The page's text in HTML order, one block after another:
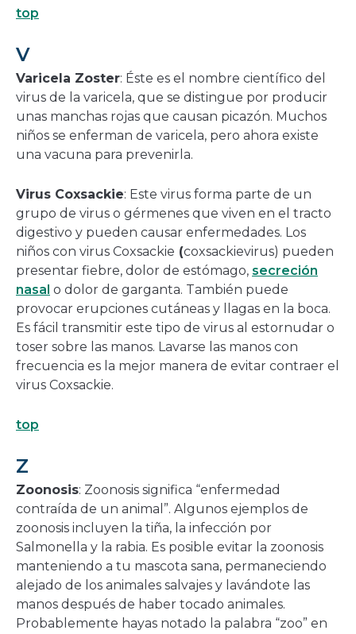
top
V
Varicela Zoster: Éste es el nombre científico del
virus de la varicela, que se distingue por producir
unas manchas rojas que causan picazón. Muchos
niños se enferman de varicela, pero ahora existe
una vacuna para prevenirla.
Virus Coxsackie: Este virus forma parte de un
grupo de virus o gérmenes que viven en el tracto
digestivo y pueden causar enfermedades. Los
niños con virus Coxsackie (coxsackievirus) pueden
presentar fiebre, dolor de estómago, secreción
nasal o dolor de garganta. También puede
provocar erupciones cutáneas y llagas en la boca.
Es fácil transmitir este tipo de virus al estornudar o
toser sobre las manos. Lavarse las manos con
frecuencia es la mejor manera de evitar contraer el
virus Coxsackie.
top
Z
Zoonosis: Zoonosis significa “enfermedad
contraída de un animal”. Algunos ejemplos de
zoonosis incluyen la tiña, la infección por
Salmonella y la rabia. Es posible evitar la zoonosis
manteniendo a tu mascota sana, permaneciendo
alejado de los animales salvajes y lavándote las
manos después de haber tocado animales.
Probablemente hayas notado la palabra “zoo” en